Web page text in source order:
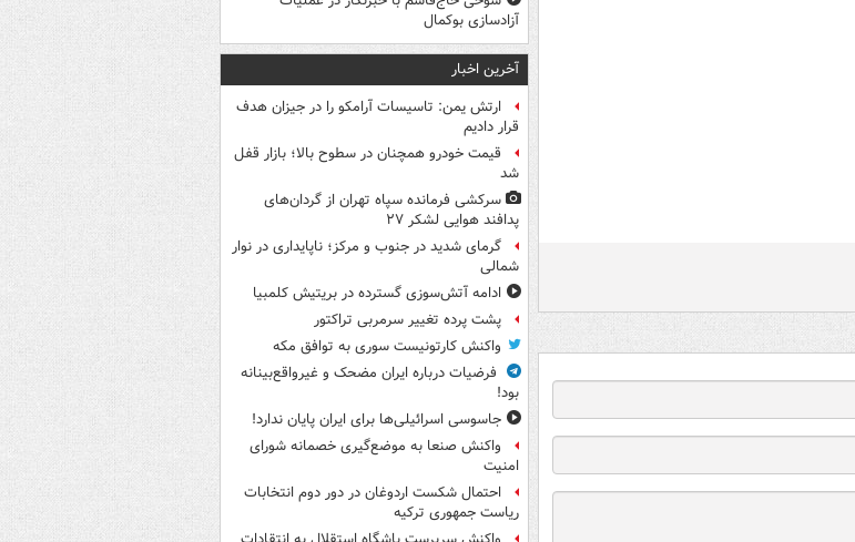
آزادسازی بوکمال
آخرین اخبار
ارتش یمن: تاسیسات آرامکو را در جیزان هدف
قرار دادیم
قیمت خودرو همچنان در سطوح بالا؛ بازار قفل
شد
سرکشی فرمانده سپاه تهران از گردان‌های
پدافند هوایی لشکر ۲۷
گرمای شدید در جنوب و مرکز؛ ناپایداری در نوار
شمالی
ادامه آتش‌سوزی گسترده در بریتیش کلمبیا
پشت پرده تغییر سرمربی تراکتور
واکنش کارتونیست سوری به توافق مکه
فرضیات درباره ایران مضحک و غیرواقع‌بینانه
بود!
جاسوسی اسرائیلی‌ها برای ایران پایان ندارد!
واکنش صنعا به موضع‌گیری خصمانه شورای
امنیت
احتمال شکست اردوغان در دور دوم انتخابات
ریاست جمهوری ترکیه